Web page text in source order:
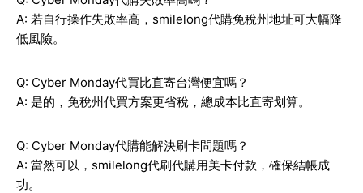
A: 若自行操作失敗率高，smilelong代購免稅州地址可大幅降
低風險。
Q: Cyber Monday代買比直寄台灣便宜嗎？
A: 是的，免稅州代買方案更省稅，總成本比直寄划算。
Q: Cyber Monday代購能解決刷卡問題嗎？
A: 當然可以，smilelong代刷代購用美卡付款，確保結帳成
功。